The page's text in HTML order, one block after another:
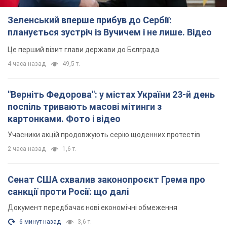
поспіль тривають масові мітинги з
картонками. Фото і відео
Учасники акцій продовжують серію щоденних протестів
2 часа назад 1,6 т.
Сенат США схвалив законопроєкт Грема про
санкції проти Росії: що далі
Документ передбачає нові економічні обмеження
6 минут назад 3,6 т.